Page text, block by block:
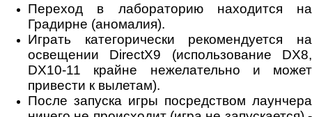
Переход в лабораторию находится на
Градирне (аномалия).
Играть категорически рекомендуется на
освещении DirectX9 (использование DX8,
DX10-11 крайне нежелательно и может
привести к вылетам).
После запуска игры посредством лаунчера